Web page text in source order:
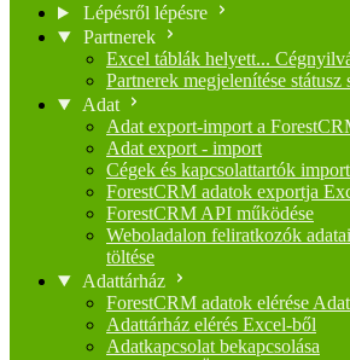
Lépésről lépésre
Partnerek
Excel táblák helyett...
Partnerek megjelenítése státusz
Adat
Adat export-import a
Adat export - import
Cégek és kapcsolattartók
ForestCRM adatok exportja
ForestCRM API működése
Weboladalon feliratkozók
töltése
Adattárház
ForestCRM adatok elérése
Adattárház elérés Excel-ből
Adatkapcsolat bekapcsolása